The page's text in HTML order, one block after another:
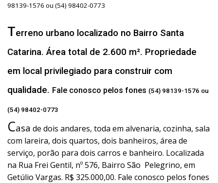
98139-1576 ou (54) 98402-0773
Terreno urbano localizado no Bairro Santa
Catarina. Área total de 2.600 m². Propriedade
em local privilegiado para construir com
qualidade. Fale conosco pelos fones (54) 98139-1576 ou
(54) 98402-0773
Casa de dois andares, toda em alvenaria, cozinha, sala
com lareira, dois quartos, dois banheiros, área de
serviço, porão para dois carros e banheiro. Localizada
na Rua Frei Gentil, nº 576, Bairro São Pelegrino, em
Getúlio Vargas. R$ 325.000,00. Fale conosco pelos fones